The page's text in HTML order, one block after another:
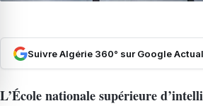
Suivre Algérie 360° sur Google
L’École nationale supérieure